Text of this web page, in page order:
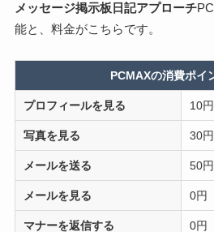
メッセージ掲示板日記アプローチ
能と、料金がこちらです。
PCMAXの消費ポイ
プロフィールを見る 10円
写真を見る 30円
メールを送る 50円
メールを見る 0円
マナーを返信する 0円